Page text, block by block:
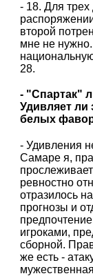
- 18. Для
второй
мне не
28.
- "Спартак"
Удивляет ли
белых
- Удивления
Самаре я,
ревностно
отразилось
прогнозы и
игроками,
сборной.
же есть -